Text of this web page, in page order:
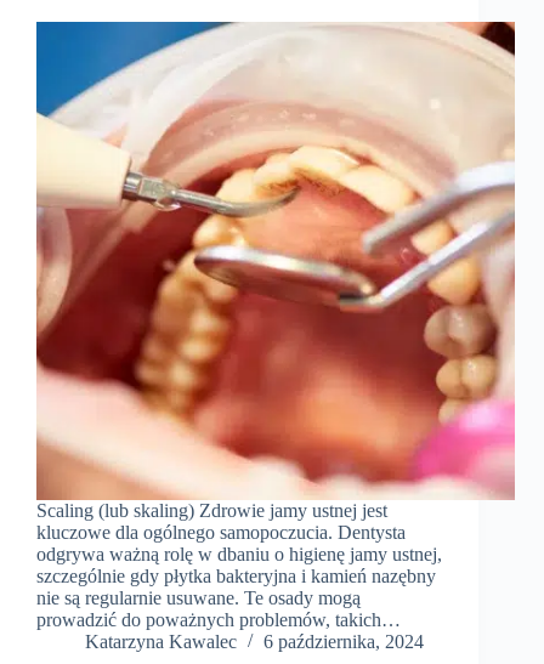
Scaling (lub skaling) Zdrowie jamy ustnej jest
kluczowe dla ogólnego samopoczucia. Dentysta
odgrywa ważną rolę w dbaniu o higienę jamy ustnej,
szczególnie gdy płytka bakteryjna i kamień nazębny
nie są regularnie usuwane. Te osady mogą
prowadzić do poważnych problemów, takich…
Katarzyna Kawalec
6 października, 2024